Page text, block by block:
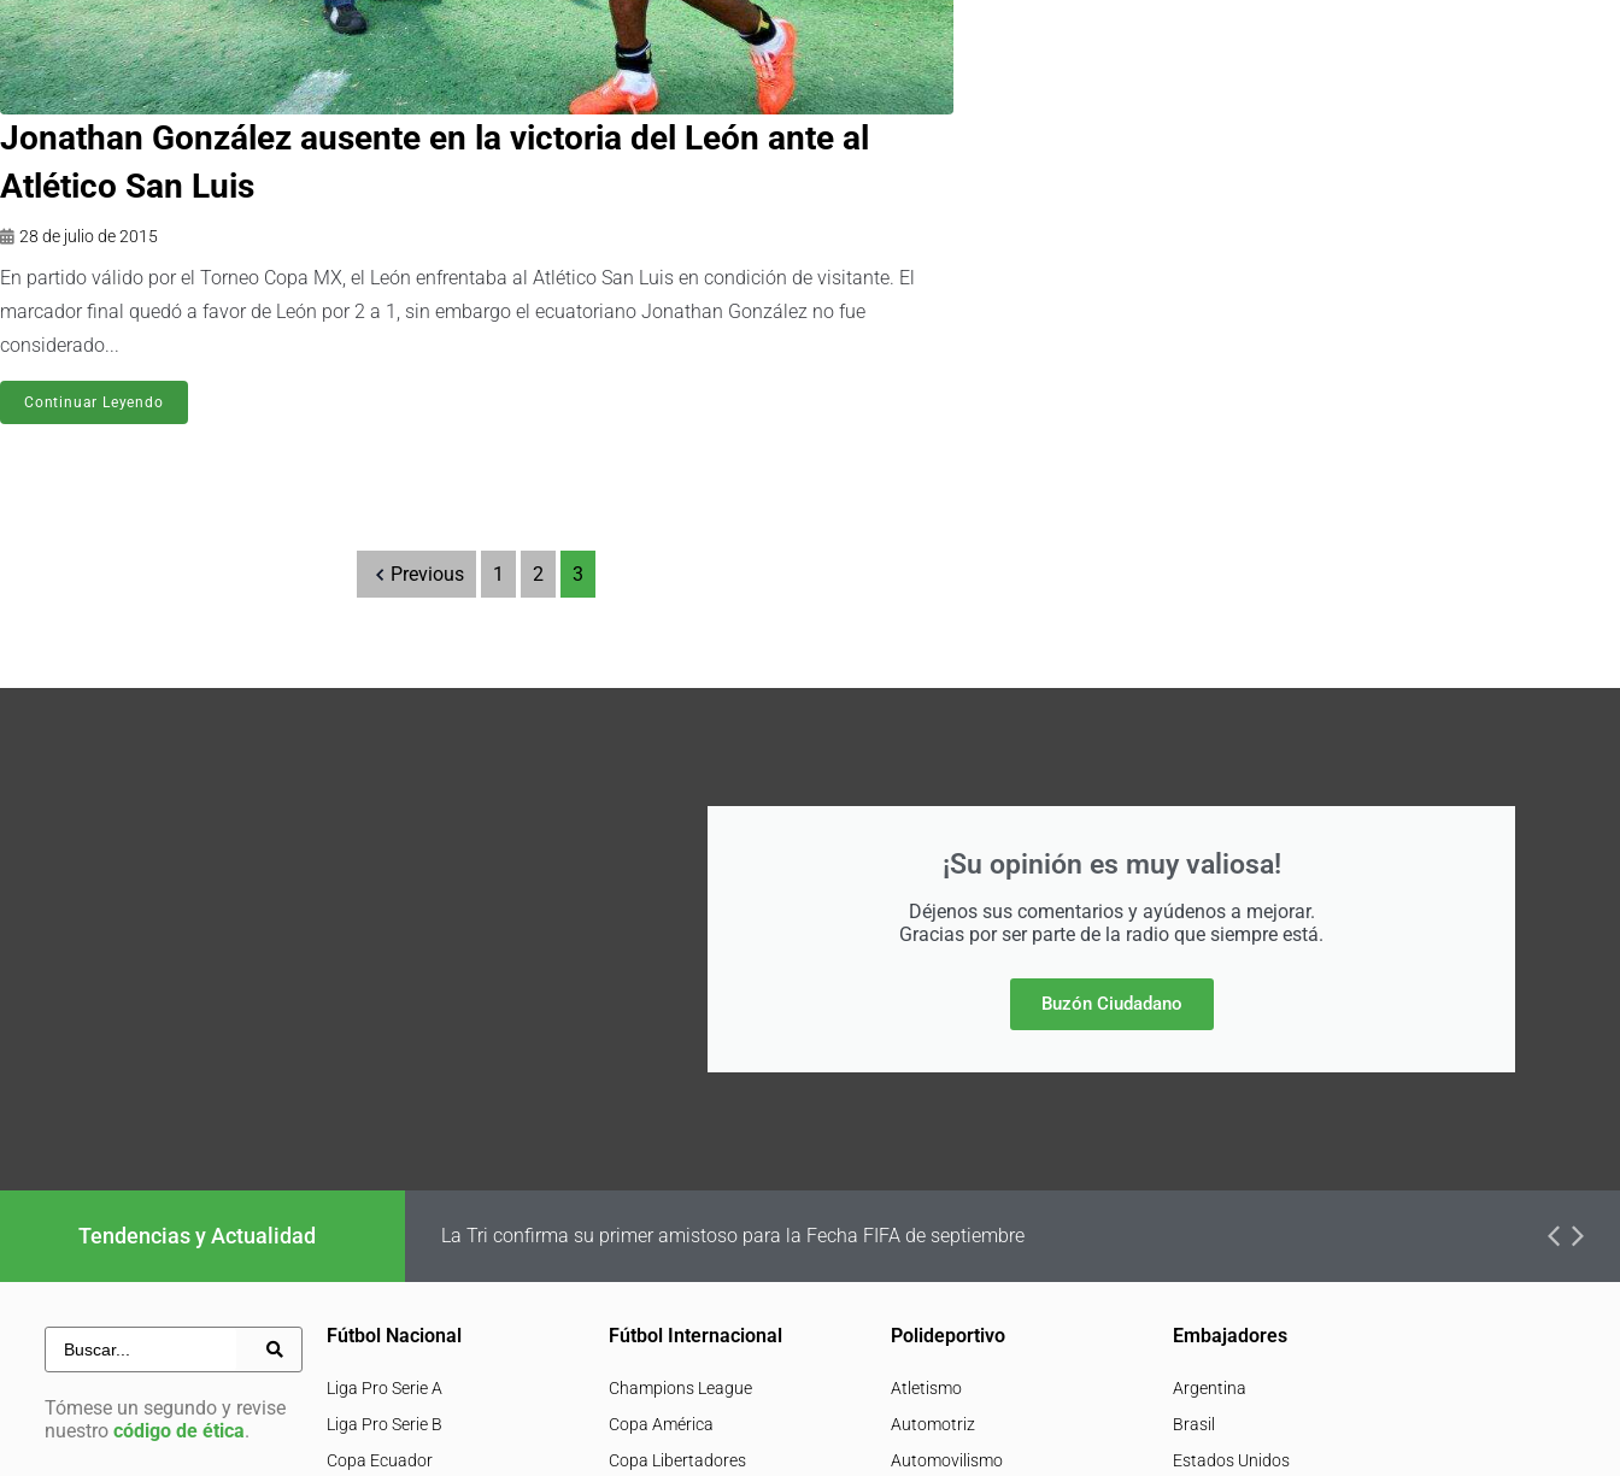
Jonathan González ausente en la victoria del León ante al
Atlético San Luis
28 de julio de 2015
En partido válido por el Torneo Copa MX, el León enfrentaba al Atlético San Luis en condición de visitante. El
marcador final quedó a favor de León por 2 a 1, sin embargo el ecuatoriano Jonathan González no fue
considerado...
Continuar Leyendo
Previous 1 2 3
¡Su opinión es muy valiosa!
Déjenos sus comentarios y ayúdenos a mejorar.
Gracias por ser parte de la radio que siempre está.
Buzón Ciudadano
Tendencias y Actualidad La Tri confirma su primer amistoso para la Fecha FIFA de septiembre
Tómese un segundo y revise
nuestro código de ética.
Fútbol Nacional
Liga Pro Serie A
Liga Pro Serie B
Copa Ecuador
Fútbol Internacional
Champions League
Copa América
Copa Libertadores
Polideportivo
Atletismo
Automotriz
Automovilismo
Embajadores
Argentina
Brasil
Estados Unidos